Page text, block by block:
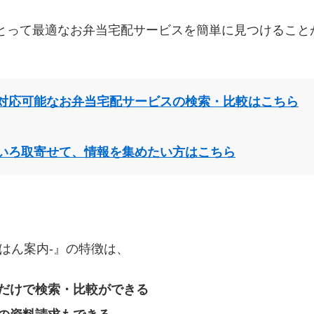
って最適なお弁当宅配サービスを簡単に見つけること
応可能なお弁当宅配サービスの検索・比較はこちら
ろ取寄せて、情報を集めたい方はこちら
ん案内‐』の特徴は、
けで検索・比較ができる